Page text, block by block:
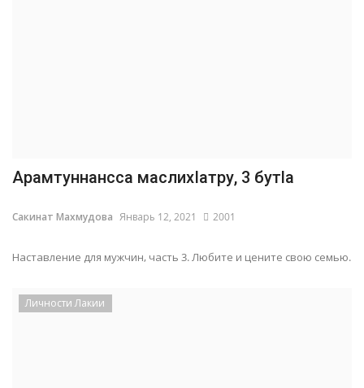
Арамтуннансса маслихIатру, 3 бутlа
Сакинат Махмудова Январь 12, 2021 2001
Наставление для мужчин, часть 3. Любите и цените свою семью.
Личности Лакии